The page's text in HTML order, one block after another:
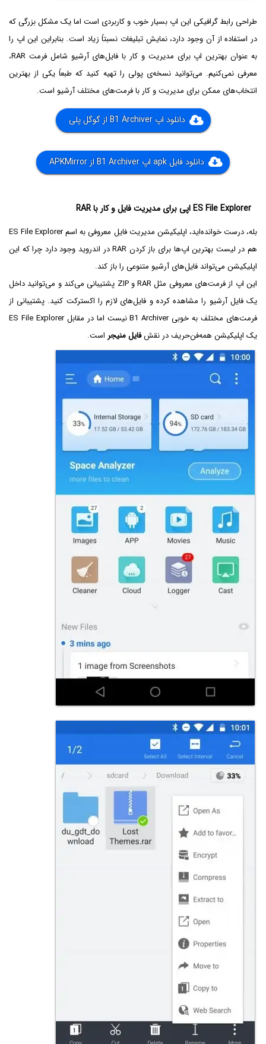
طراحی رابط گرافیکی این اپ بسیار خوب و کاربردی است اما یک مشکل بزرگی که
در استفاده از آن وجود دارد، نمایش تبلیغات نسبتاً زیاد است. بنابراین این اپ را
به عنوان بهترین اپ برای مدیریت و کار با فایل‌های آرشیو شامل فرمت RAR،
معرفی نمی‌کنیم. می‌توانید نسخه‌ی پولی را تهیه کنید که طبعاً یکی از بهترین
انتخاب‌های ممکن برای مدیریت و کار با فرمت‌های مختلف آرشیو است.
دانلود اپ B1 Archiver از گوگل پلی
دانلود فایل apk اپ B1 Archiver از APKMirror
ES File Explorer اپی برای مدیریت فایل و کار با RAR
بله، درست خوانده‌اید، اپلیکیشن مدیریت فایل معروفی به اسم ES File Explorer
هم در لیست بهترین اپ‌ها برای باز کردن RAR در اندروید وجود دارد چرا که این
اپلیکیشن می‌تواند فایل‌های آرشیو متنوعی را باز کند.
این اپ از فرمت‌های معروفی مثل RAR و ZIP پشتیبانی می‌کند و می‌توانید داخل
یک فایل آرشیو را مشاهده کرده و فایل‌های لازم را اکسترکت کنید. پشتیبانی از
فرمت‌های مختلف به خوبی B1 Archiver نیست اما در مقابل ES File Explorer
یک اپلیکیشن همه‌فن‌حریف در نقشفایل منیجر است.